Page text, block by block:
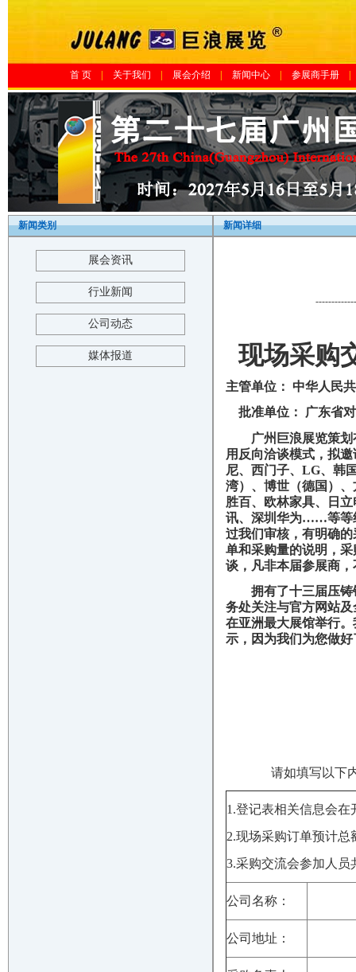
首 页 关于我们 展会介绍 新闻中心 参展商手册|
新闻类别
展会资讯
行业新闻
公司动态
媒体报道
新闻详细
现场采购
主管单位： 中华人民
批准单位： 广东省
广州巨浪展览策
用反向洽谈模式，拟
尼、西门子、 LG、韩
湾）、博世（德国）
胜百、欧林家具、日
讯、深圳华为……等等
过我们审核，有明确
单和采购量的说明，
谈，凡非本届参展商
拥有了十三届压
务处关注与官方网站及
在亚洲最大展馆举行
示，因为我们为您做
请如填写以下
1.登记表相关信息会在
2.现场采购订单预计总
3.采购交流会参加人员
公司名称：
公司地址：